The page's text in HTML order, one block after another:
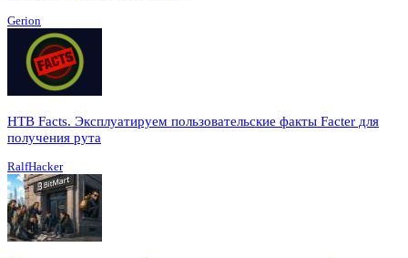
Gerion
HTB Facts. Эксплуатируем пользовательские факты Facter для
получения рута
RalfHacker